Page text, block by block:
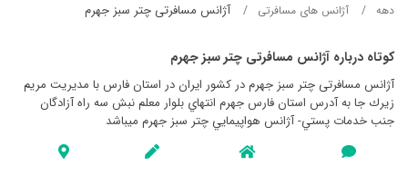
دهه آژانس های مسافرتی آژانس مسافرتی چتر سبز جهرم
کوتاه درباره آژانس مسافرتی چتر سبز جهرم
آژانس مسافرتی چتر سبز جهرم در کشور ایران در استان فارس با مدیریت مريم
زيرك جا به آدرس استان فارس جهرم انتهاي بلوار معلم نبش سه راه آزادگان
جنب خدمات پستي- آژانس هواپيمايي چتر سبز جهرم میباشد